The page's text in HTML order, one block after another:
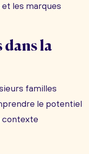
les marques
dans la
familles
le potentiel
contexte